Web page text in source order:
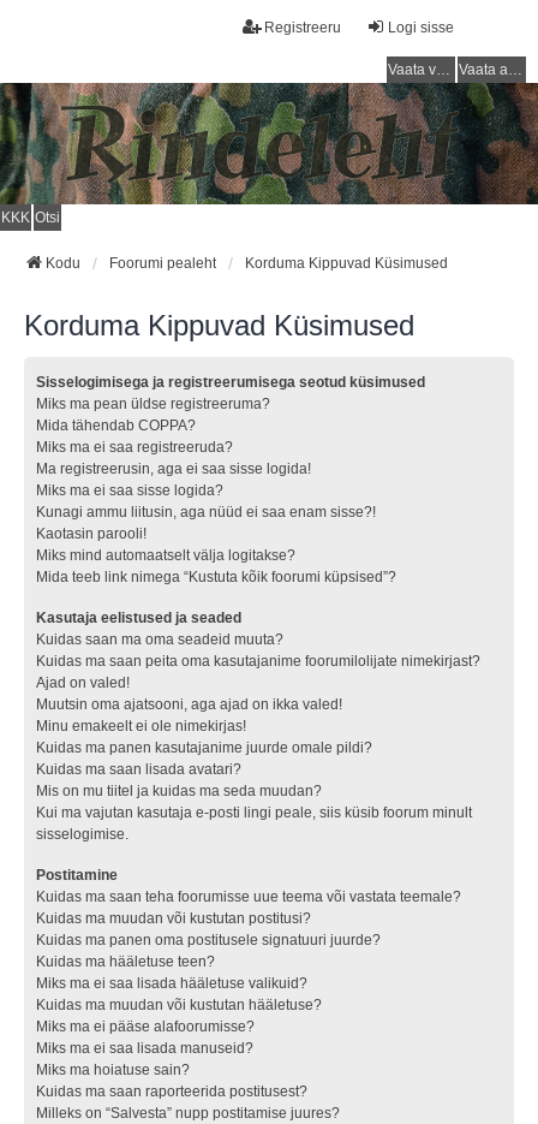
Logi sisse
Registreeru
Vaata vastamata teemasi Vaata aktiivseid teemasid
KKK Otsi
Kodu Foorumi pealeht Korduma Kippuvad Küsimused
Korduma Kippuvad Küsimused
Sisselogimisega ja registreerumisega seotud küsimused
Miks ma pean üldse registreeruma?
Mida tähendab COPPA?
Miks ma ei saa registreeruda?
Ma registreerusin, aga ei saa sisse logida!
Miks ma ei saa sisse logida?
Kunagi ammu liitusin, aga nüüd ei saa enam sisse?!
Kaotasin parooli!
Miks mind automaatselt välja logitakse?
Mida teeb link nimega “Kustuta kõik foorumi küpsised”?
Kasutaja eelistused ja seaded
Kuidas saan ma oma seadeid muuta?
Kuidas ma saan peita oma kasutajanime foorumilolijate nimekirjast?
Ajad on valed!
Muutsin oma ajatsooni, aga ajad on ikka valed!
Minu emakeelt ei ole nimekirjas!
Kuidas ma panen kasutajanime juurde omale pildi?
Kuidas ma saan lisada avatari?
Mis on mu tiitel ja kuidas ma seda muudan?
Kui ma vajutan kasutaja e-posti lingi peale, siis küsib foorum minult
sisselogimise.
Postitamine
Kuidas ma saan teha foorumisse uue teema või vastata teemale?
Kuidas ma muudan või kustutan postitusi?
Kuidas ma panen oma postitusele signatuuri juurde?
Kuidas ma hääletuse teen?
Miks ma ei saa lisada hääletuse valikuid?
Kuidas ma muudan või kustutan hääletuse?
Miks ma ei pääse alafoorumisse?
Miks ma ei saa lisada manuseid?
Miks ma hoiatuse sain?
Kuidas ma saan raporteerida postitusest?
Milleks on “Salvesta” nupp postitamise juures?